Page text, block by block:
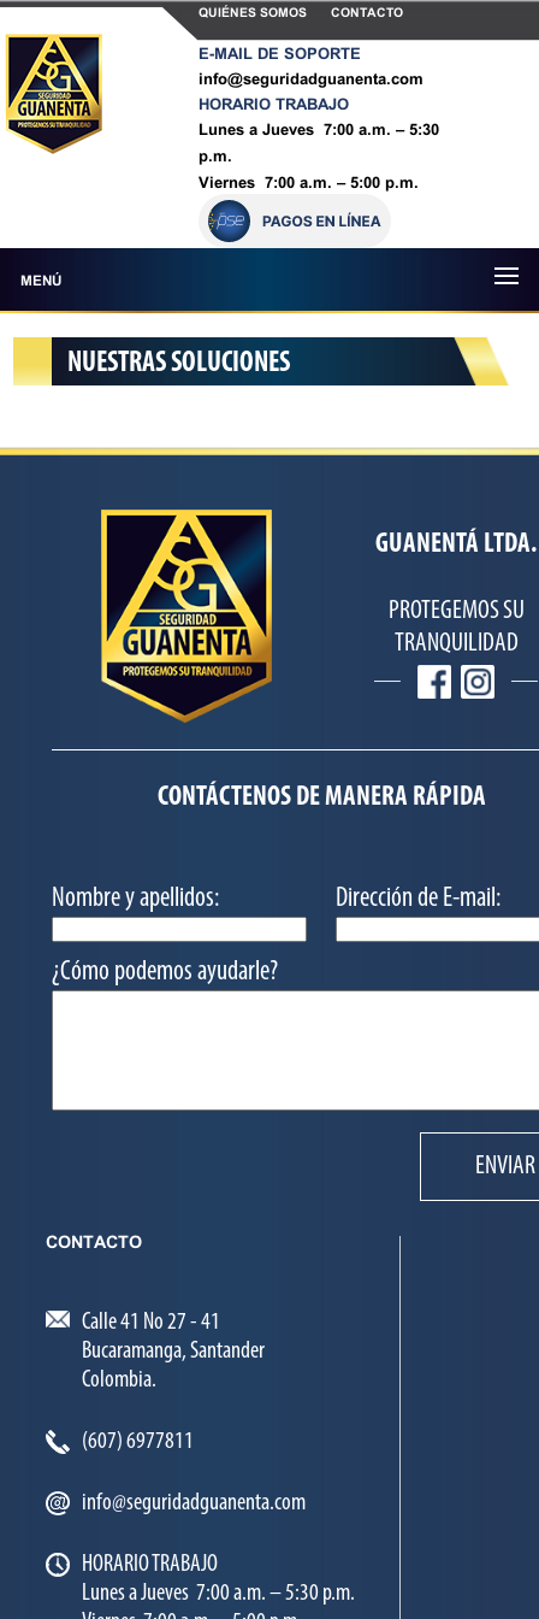
QUIÉNES SOMOS CONTACTO
E-MAIL DE SOPORTE
info@seguridadguanenta.com
HORARIO TRABAJO
Lunes a Jueves 7:00 a.m. – 5:30
p.m.
Viernes 7:00 a.m. – 5:00 p.m.
MENÚ
NUESTRAS SOLUCIONES
GUANENTÁ LTDA.
PROTEGEMOS SU
TRANQUILIDAD
CONTÁCTENOS DE MANERA RÁPIDA
Nombre y apellidos: Dirección de E-mail:
¿Cómo podemos ayudarle?
ENVIAR
CONTACTO
Calle 41 No 27 - 41
Bucaramanga, Santander
Colombia.
(607) 6977811
info@seguridadguanenta.com
HORARIO TRABAJO
Lunes a Jueves 7:00 a.m. – 5:30 p.m.